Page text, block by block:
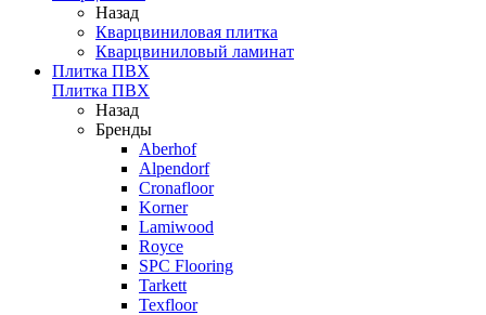
Назад
Кварцвиниловая плитка
Кварцвиниловый ламинат
Плитка ПВХ
Плитка ПВХ
Назад
Бренды
Aberhof
Alpendorf
Cronafloor
Korner
Lamiwood
Royce
SPC Flooring
Tarkett
Texfloor